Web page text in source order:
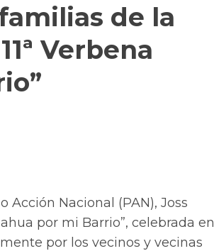
de la
Verbena
Nacional (PAN), Joss
por mi Barrio”, celebrada en
por los vecinos y vecinas